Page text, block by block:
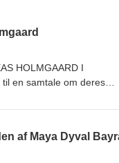
HOLMGAARD I
en samtale om deres
Samtalen
samtalen med Andreas
og refleksioner et